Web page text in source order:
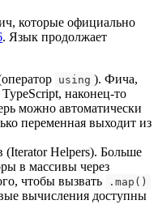
которые официально
. Язык продолжает
using ). Фича,
наконец-то
можно автоматически
переменная выходит из
(Iterator Helpers). Больше
в массивы через
чтобы вызвать .map()
вычисления доступны